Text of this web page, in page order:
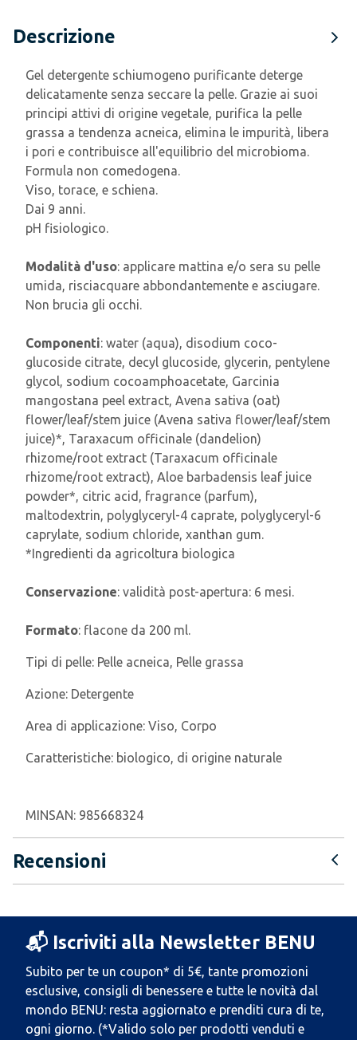
Descrizione
Gel detergente schiumogeno purificante deterge
delicatamente senza seccare la pelle. Grazie ai suoi
principi attivi di origine vegetale, purifica la pelle
grassa a tendenza acneica, elimina le impurità, libera
i pori e contribuisce all'equilibrio del microbioma.
Formula non comedogena.
Viso, torace, e schiena.
Dai 9 anni.
pH fisiologico.
Modalità d'uso: applicare mattina e/o sera su pelle
umida, risciacquare abbondantemente e asciugare.
Non brucia gli occhi.
Componenti: water (aqua), disodium coco-
glucoside citrate, decyl glucoside, glycerin, pentylene
glycol, sodium cocoamphoacetate, Garcinia
mangostana peel extract, Avena sativa (oat)
flower/leaf/stem juice (Avena sativa flower/leaf/stem
juice)*, Taraxacum officinale (dandelion)
rhizome/root extract (Taraxacum officinale
rhizome/root extract), Aloe barbadensis leaf juice
powder*, citric acid, fragrance (parfum),
maltodextrin, polyglyceryl-4 caprate, polyglyceryl-6
caprylate, sodium chloride, xanthan gum.
*Ingredienti da agricoltura biologica
Conservazione: validità post-apertura: 6 mesi.
Formato: flacone da 200 ml.
Tipi di pelle: Pelle acneica, Pelle grassa
Azione: Detergente
Area di applicazione: Viso, Corpo
Caratteristiche: biologico, di origine naturale
MINSAN: 985668324
Recensioni
📬 Iscriviti alla Newsletter BENU
Subito per te un coupon* di 5€, tante promozioni
esclusive, consigli di benessere e tutte le novità dal
mondo BENU: resta aggiornato e prenditi cura di te,
ogni giorno. (*Valido solo per prodotti venduti e